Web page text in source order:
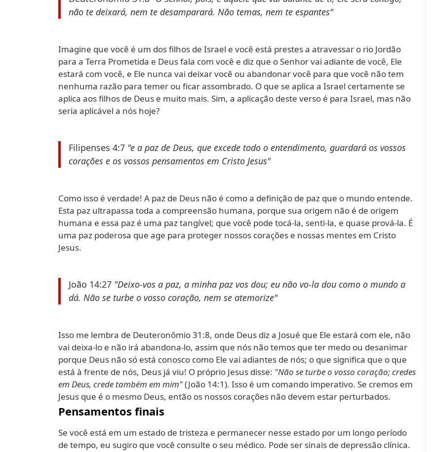
não te deixará, nem te desamparará. Não temas, nem te espantes"
Imagine que você é um dos filhos de Israel e você está prestes a atravessar o rio Jordão
para a Terra Prometida e Deus fala com você e diz que o Senhor vai adiante de você, Ele
estará com você, e Ele nunca vai deixar você ou abandonar você para que você não tem
nenhuma razão para temer ou ficar assombrado. O que se aplica a Israel certamente se
aplica aos filhos de Deus e muito mais. Sim, a aplicação deste verso é para Israel, mas não
seria aplicável a nós hoje?
Filipenses 4:7 "e a paz de Deus, que excede todo o entendimento, guardará os vossos
corações e os vossos pensamentos em Cristo Jesus"
Como isso é verdade! A paz de Deus não é como a definição de paz que o mundo entende.
Esta paz ultrapassa toda a compreensão humana, porque sua origem não é de origem
humana e essa paz é uma paz tangível; que você pode tocá-la, senti-la, e quase prová-la. É
uma paz poderosa que age para proteger nossos corações e nossas mentes em Cristo
Jesus.
João 14:27 "Deixo-vos a paz, a minha paz vos dou; eu não vo-la dou como o mundo a
dá. Não se turbe o vosso coração, nem se atemorize"
Isso me lembra de Deuteronômio 31:8, onde Deus diz a Josué que Ele estará com ele, não
vai deixa-lo e não irá abandona-lo, assim que nós não temos que ter medo ou desanimar
porque Deus não só está conosco como Ele vai adiantes de nós; o que significa que o que
está à frente de nós, Deus já viu! O próprio Jesus disse: "Não se turbe o vosso coração; credes
em Deus, crede também em mim"(João 14:1). Isso é um comando imperativo. Se cremos em
Jesus que é o mesmo Deus, então os nossos corações não devem estar perturbados.
Pensamentos finais
Se você está em um estado de tristeza e permanecer nesse estado por um longo período
de tempo, eu sugiro que você consulte o seu médico. Pode ser sinais de depressão clínica.